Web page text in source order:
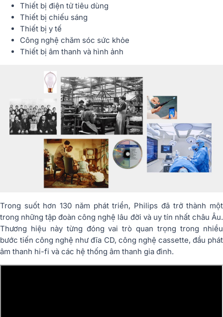
Thiết bị điện tử tiêu dùng
Thiết bị chiếu sáng
Thiết bị y tế
Công nghệ chăm sóc sức khỏe
Thiết bị âm thanh và hình ảnh
Trong suốt hơn 130 năm phát triển, Philips đã trở thành một
trong những tập đoàn công nghệ lâu đời và uy tín nhất châu Âu.
Thương hiệu này từng đóng vai trò quan trọng trong nhiều
bước tiến công nghệ như đĩa CD, công nghệ cassette, đầu phát
âm thanh hi-fi và các hệ thống âm thanh gia đình.